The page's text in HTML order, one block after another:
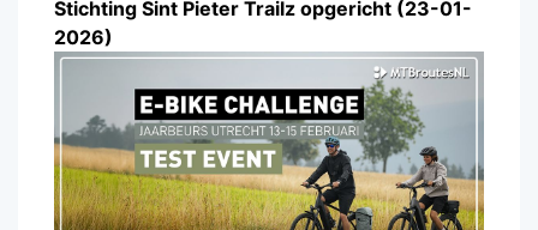
Stichting Sint Pieter Trailz opgericht (23-01-
2026)